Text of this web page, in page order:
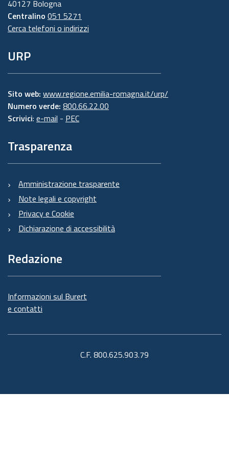
40127 Bologna
Centralino 051 5271
Cerca telefoni o indirizzi
URP
Sito web: www.regione.emilia-romagna.it/urp/
Numero verde: 800.66.22.00
Scrivici: e-mail - PEC
Trasparenza
Amministrazione trasparente
Note legali e copyright
Privacy e Cookie
Dichiarazione di accessibilità
Redazione
Informazioni sul Burert
e contatti
C.F. 800.625.903.79